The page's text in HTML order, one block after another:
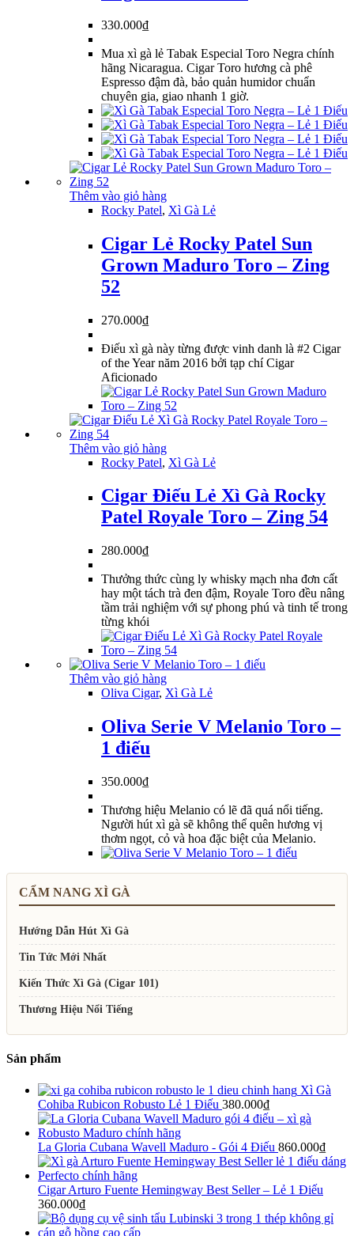
330.000₫
Mua xì gà lẻ Tabak Especial Toro Negra chính
hãng Nicaragua. Cigar Toro hương cà phê
Espresso đậm đà, bảo quản humidor chuẩn
chuyên gia, giao nhanh 1 giờ.
Thêm vào giỏ hàng
Rocky Patel, Xì Gà Lẻ
Cigar Lẻ Rocky Patel Sun
Grown Maduro Toro – Zing
52
270.000₫
Điếu xì gà này từng được vinh danh là #2 Cigar
of the Year năm 2016 bởi tạp chí Cigar
Aficionado
Thêm vào giỏ hàng
Rocky Patel, Xì Gà Lẻ
Cigar Điếu Lẻ Xì Gà Rocky
Patel Royale Toro – Zing 54
280.000₫
Thưởng thức cùng ly whisky mạch nha đơn cất
hay một tách trà đen đậm, Royale Toro đều nâng
tầm trải nghiệm với sự phong phú và tinh tế trong
từng khói
Thêm vào giỏ hàng
Oliva Cigar, Xì Gà Lẻ
Oliva Serie V Melanio Toro –
1 điếu
350.000₫
Thương hiệu Melanio có lẽ đã quá nổi tiếng.
Người hút xì gà sẽ không thể quên hương vị
thơm ngọt, cỏ và hoa đặc biệt của Melanio.
CẨM NANG XÌ GÀ
Hướng Dẫn Hút Xì Gà
Tin Tức Mới Nhất
Kiến Thức Xì Gà (Cigar 101)
Thương Hiệu Nổi Tiếng
Sản phẩm
Xì Gà
Cohiba Rubicon Robusto Lẻ 1 Điếu 380.000₫
La Gloria Cubana Wavell Maduro - Gói 4 Điếu 860.000₫
Cigar Arturo Fuente Hemingway Best Seller – Lẻ 1 Điếu
360.000₫